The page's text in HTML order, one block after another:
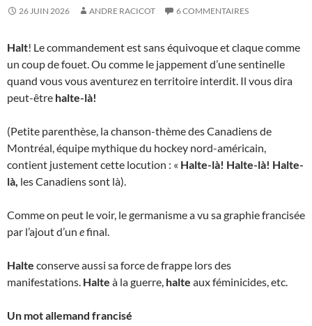
26 JUIN 2026 ANDRE RACICOT 6 COMMENTAIRES
Halt! Le commandement est sans équivoque et claque comme
un coup de fouet. Ou comme le jappement d’une sentinelle
quand vous vous aventurez en territoire interdit. Il vous dira
peut-être halte-là!
(Petite parenthèse, la chanson-thème des Canadiens de
Montréal, équipe mythique du hockey nord-américain,
contient justement cette locution : « Halte-là! Halte-là! Halte-
là, les Canadiens sont là).
Comme on peut le voir, le germanisme a vu sa graphie francisée
par l’ajout d’un efinal.
Halte conserve aussi sa force de frappe lors des
manifestations. Halte à la guerre, halte aux féminicides, etc.
Un mot allemand francisé